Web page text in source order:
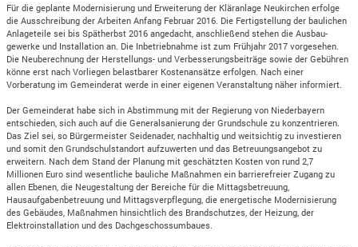
Für die geplante Modernisierung und Erweiterung der Kläranlage Neukirchen erfolge
die Ausschreibung der Arbeiten Anfang Februar 2016. Die Fertigstellung der baulichen
Anlageteile sei bis Spätherbst 2016 angedacht, anschließend stehen die Ausbau-
gewerke und Installation an. Die Inbetriebnahme ist zum Frühjahr 2017 vorgesehen.
Die Neuberechnung der Herstellungs- und Verbesserungsbeiträge sowie der Gebühren
könne erst nach Vorliegen belastbarer Kostenansätze erfolgen. Nach einer
Vorberatung im Gemeinderat werde in einer eigenen Veranstaltung näher informiert.
Der Gemeinderat habe sich in Abstimmung mit der Regierung von Niederbayern
entschieden, sich auch auf die Generalsanierung der Grundschule zu konzentrieren.
Das Ziel sei, so Bürgermeister Seidenader, nachhaltig und weitsichtig zu investieren
und somit den Grundschulstandort aufzuwerten und das Betreuungsangebot zu
erweitern. Nach dem Stand der Planung mit geschätzten Kosten von rund 2,7
Millionen Euro sind wesentliche bauliche Maßnahmen ein barrierefreier Zugang zu
allen Ebenen, die Neugestaltung der Bereiche für die Mittagsbetreuung,
Hausaufgabenbetreuung und Mittagsverpflegung, die energetische Modernisierung
des Gebäudes, Maßnahmen hinsichtlich des Brandschutzes, der Heizung, der
Elektroinstallation und des Dachgeschossumbaues.